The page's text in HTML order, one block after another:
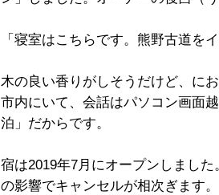
「寝室はこちらです。熊野古道を
木の良い香りがしそうだけど、に
市内にいて、会話はパソコン画面
泊」だからです。
宿は2019年7月にオープンしまし
の影響でキャンセルが相次ぎます